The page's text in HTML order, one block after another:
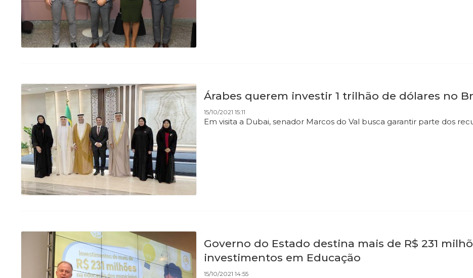
Árabes querem investir 1 trilhão de dólares no
15/10/2021 15:11
Em visita a Dubai, senador Marcos do Val busca garantir parte dos
Governo do Estado destina mais de R$ 231
investimentos em Educação
15/10/2021 14:55